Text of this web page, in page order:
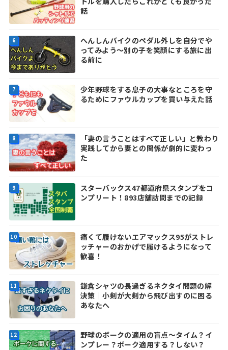
話
へんしんバイクのペダル外しを自分でや
ってみよう～別の子を笑顔にする旅に出
る前に
少年野球をする息子の大事なところを守
るためにファウルカップを買い与えた話
「妻の言うことはすべて正しい」と教わり
実践してから妻との関係が劇的に変わっ
た
スターバックス47都道府県スタンプをコ
ンプリート！893店舗訪問までの記録
痛くて履けないエアマックス95がストレ
ッチャーのおかげで履けるようになって
歓喜！
鎌倉シャツの長過ぎるネクタイ問題の解
決策｜小剣が大剣から飛び出すのに困る
あなたへ
野球のボークの適用の盲点～タイム？イ
ンプレー？ボーク適用する？しない？